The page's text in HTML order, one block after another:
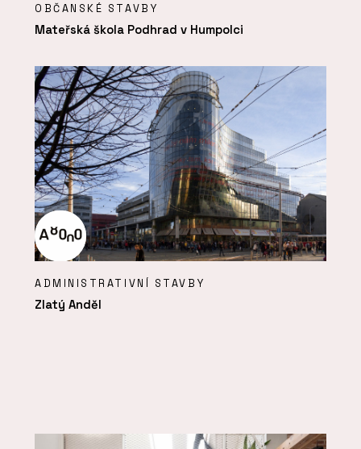
OBČANSKÉ STAVBY
Mateřská škola Podhrad v Humpolci
ADMINISTRATIVNÍ STAVBY
Zlatý Anděl